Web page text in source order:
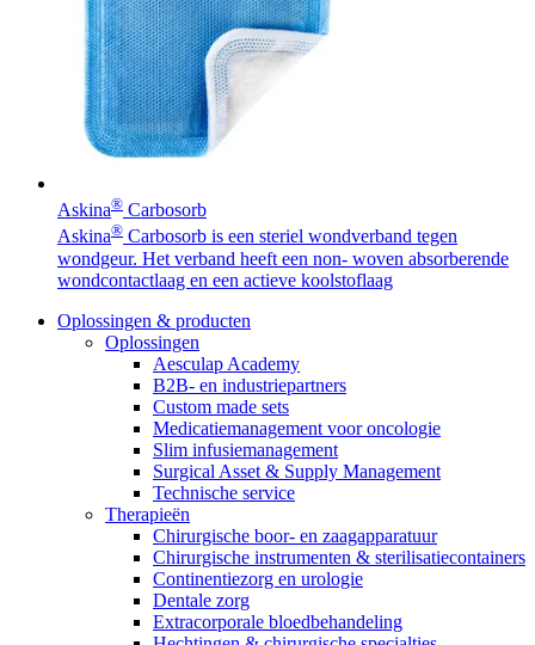
Productassortiment
Vind het product dat je zoekt. Bekijk hier het complete
productassortiment.
Op een fijne plek goede nierzorg krijgen.
Contact
Contact
Heb je een vraag? Neem contact met ons op.
Askina® Carbosorb
Askina® Carbosorb is een steriel wondverband tegen
wondgeur. Het verband heeft een non- woven absorberende
wondcontactlaag en een actieve koolstoflaag
Oplossingen & producten
Oplossingen
Aesculap Academy
B2B- en industriepartners
Custom made sets
Medicatiemanagement voor oncologie
Slim infusiemanagement
Surgical Asset & Supply Management
Technische service
Therapieën
Chirurgische boor- en zaagapparatuur
Chirurgische instrumenten & sterilisatiecontainers
Continentiezorg en urologie
Dentale zorg
Extracorporale bloedbehandeling